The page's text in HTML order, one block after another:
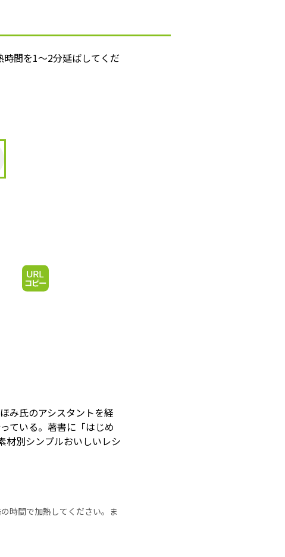
間を1～2分延ばしてくだ
み氏のアシスタントを経
ている。著書に「はじめ
材別シンプルおいしいレシ
時間で加熱してください。ま